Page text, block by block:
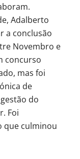
Adalberto
a conclusão
Novembro e
concurso
mas foi
de
do
Foi
que culminou